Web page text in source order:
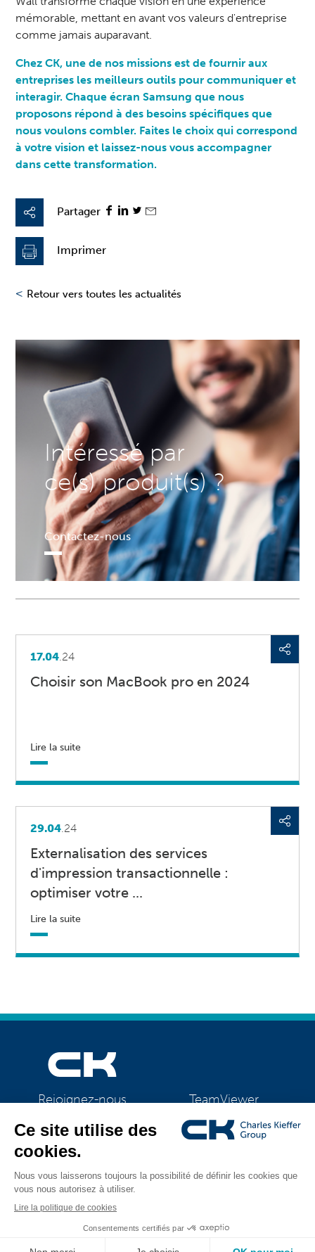
Partager
Imprimer
< Retour vers toutes les actualités
Intéressé par
ce(s) produit(s) ?
Contactez-nous
mémorable, mettant en avant vos valeurs d'entreprise
comme jamais auparavant.
Chez CK, une de nos missions est de fournir aux
entreprises les meilleurs outils pour communiquer et
interagir. Chaque écran Samsung que nous
proposons répond à des besoins spécifiques que
nous voulons combler. Faites le choix qui correspond
à votre vision et laissez-nous vous accompagner
dans cette transformation.
17.04.24
Choisir son MacBook pro en 2024
Lire la suite
29.04.24
Externalisation des services
d'impression transactionnelle :
optimiser votre ...
Lire la suite
Rejoignez-nous TeamViewer
CK Support Mac / PC
©2026 CK Group
Tous droits réservés|Mentions légales
Politique de cookies|Gestion des cookies